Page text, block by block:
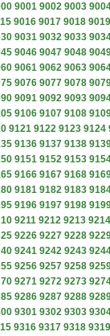
9001 9002 9003
9016 9017 9018 9019
9031 9032 9033
9046 9047 9048
9061 9062 9063
9076 9077 9078
9091 9092 9093
9106 9107 9108
9121 9122 9123 9124
9136 9137 9138
9151 9152 9153
9166 9167 9168
9181 9182 9183
9196 9197 9198
9211 9212 9213 9214
9226 9227 9228
9241 9242 9243
9256 9257 9258
9271 9272 9273
9286 9287 9288
9301 9302 9303
9316 9317 9318 9319